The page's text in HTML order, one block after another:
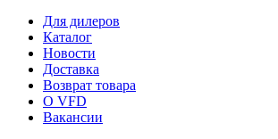
Для дилеров
Каталог
Новости
Доставка
Возврат товара
О VFD
Вакансии